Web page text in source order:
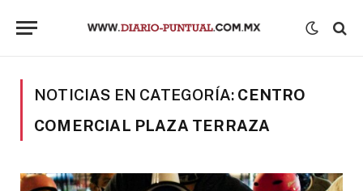
NOTICIAS EN CATEGORÍA: CENTRO
COMERCIAL PLAZA TERRAZA